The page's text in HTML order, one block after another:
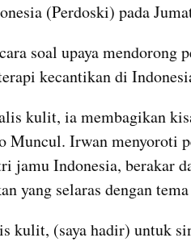
(Perdoski) pada
soal upaya mendorong
kecantikan di
kulit, ia membagikan
Muncul. Irwan menyoroti
jamu Indonesia, berakar
yang selaras dengan
kulit, (saya hadir) untuk